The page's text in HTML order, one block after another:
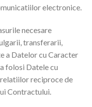
electronice.
necesare
transferarii,
a Datelor cu Caracter
folosi Datele cu
reciproce de
Contractului.